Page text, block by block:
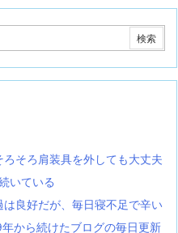
そろ肩装具を外しても大丈夫
いている
良好だが、毎日寝不足で辛い
から続けたブログの毎日更新